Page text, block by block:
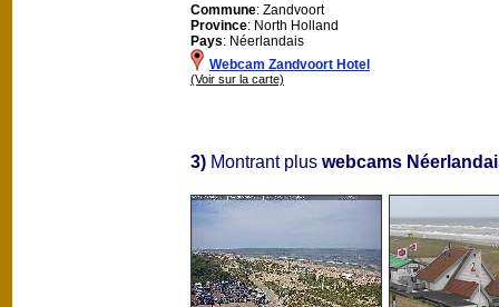
Commune: Zandvoort
Province: North Holland
Pays: Néerlandais
Webcam Zandvoort Hotel
(Voir sur la carte)
3) Montrant plus webcams